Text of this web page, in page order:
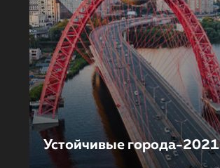
Устойчивые города-2021